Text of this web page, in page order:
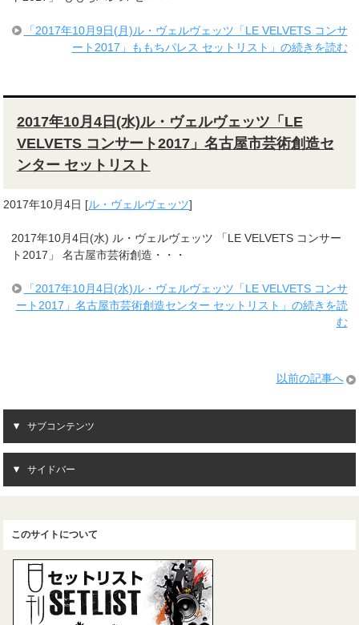
「2017年10月9日(月)ル・ヴェルヴェッツ「LE VELVETS コンサ
ート2017」ももちパレス セットリスト」の続きを読む
2017年10月4日(水)ル・ヴェルヴェッツ「LE
VELVETS コンサート2017」名古屋市芸術創造セ
ンター セットリスト
2017年10月4日 [ル・ヴェルヴェッツ]
2017年10月4日(水) ル・ヴェルヴェッツ 「LE VELVETS コンサー
ト2017」 名古屋市芸術創造・・・
「2017年10月4日(水)ル・ヴェルヴェッツ「LE VELVETS コンサ
ート2017」名古屋市芸術創造センター セットリスト」の続きを読
む
以前の記事へ
サブコンテンツ
サイドバー
このサイトについて